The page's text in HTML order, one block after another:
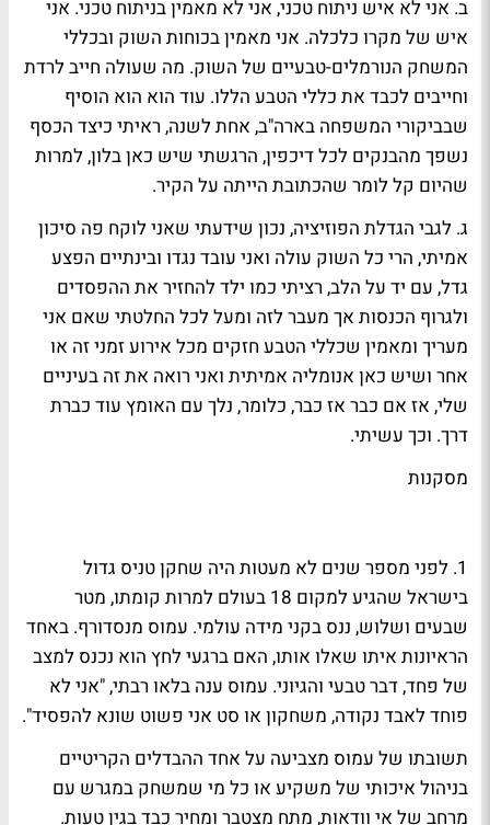
ב. אני לא איש ניתוח טכני, אני לא מאמין בניתוח טכני. אני
איש של מקרו כלכלה. אני מאמין בכוחות השוק ובכללי
המשחק הנורמלים-טבעיים של השוק. מה שעולה חייב לרדת
וחייבים לכבד את כללי הטבע הללו. עוד הוא הוא הוסיף
שבביקורי המשפחה בארה"ב, אחת לשנה, ראיתי כיצד הכסף
נשפך מהבנקים לכל דיכפין, הרגשתי שיש כאן בלון, למרות
שהיום קל לומר שהכתובת הייתה על הקיר.
ג. לגבי הגדלת הפוזיציה, נכון שידעתי שאני לוקח פה סיכון
אמיתי, הרי כל השוק עולה ואני עובד נגדו ובינתיים הפצע
גדל, עם יד על הלב, רציתי כמו ילד להחזיר את ההפסדים
ולגרוף הכנסות אך מעבר לזה ומעל לכל החלטתי שאם אני
מעריך ומאמין שכללי הטבע חזקים מכל אירוע זמני זה או
אחר ושיש כאן אנומליה אמיתית ואני רואה את זה בעיניים
שלי, אז אם כבר אז כבר, כלומר, נלך עם האומץ עוד כברת
דרך. וכך עשיתי.
מסקנות
1. לפני מספר שנים לא מעטות היה שחקן טניס גדול
בישראל שהגיע למקום 18 בעולם למרות קומתו, מטר
שבעים ושלוש, ננס בקני מידה עולמי. עמוס מנסדורף. באחד
הראיונות איתו שאלו אותו, האם ברגעי לחץ הוא נכנס למצב
של פחד, דבר טבעי והגיוני. עמוס ענה בלאו רבתי, "אני לא
פוחד לאבד נקודה, משחקון או סט אני פשוט שונא להפסיד".
תשובתו של עמוס מצביעה על אחד ההבדלים הקריטיים
בניהול איכותי של משקיע או כל מי שמשחק במגרש עם
מרחב של אי וודאות, מתח מצטבר ומחיר כבד בגין טעות.